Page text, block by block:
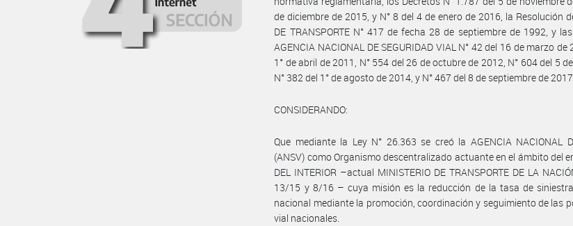
de diciembre de 2015, y N° 8 del 4 de enero de 2016, la Resolución
DE TRANSPORTE N° 417 de fecha 28 de septiembre de 1992, y
AGENCIA NACIONAL DE SEGURIDAD VIAL N° 42 del 16 de marzo de
1° de abril de 2011, N° 554 del 26 de octubre de 2012, N° 604 del 5
N° 382 del 1° de agosto de 2014, y N° 467 del 8 de septiembre de
CONSIDERANDO:
Que mediante la Ley N° 26.363 se creó la AGENCIA NACIONAL
(ANSV) como Organismo descentralizado actuante en el ámbito del
DEL INTERIOR –actual MINISTERIO DE TRANSPORTE DE LA
13/15 y 8/16 – cuya misión es la reducción de la tasa de
nacional mediante la promoción, coordinación y seguimiento de las
vial nacionales.